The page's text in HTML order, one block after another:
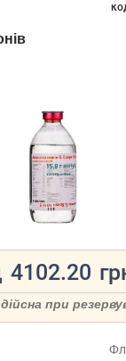
4102.20
при